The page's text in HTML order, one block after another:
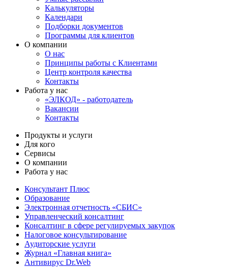
Калькуляторы
Календари
Подборки документов
Программы для клиентов
О компании
О нас
Принципы работы с Клиентами
Центр контроля качества
Контакты
Работа у нас
«ЭЛКОД» - работодатель
Вакансии
Контакты
Продукты и услуги
Для кого
Сервисы
О компании
Работа у нас
Консультант Плюс
Образование
Электронная отчетность «СБИС»
Управленческий консалтинг
Консалтинг в сфере регулируемых закупок
Налоговое консультирование
Аудиторские услуги
Журнал «Главная книга»
Антивирус Dr.Web